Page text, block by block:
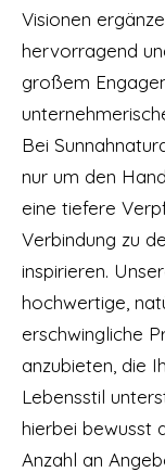
Visionen
hervorragend
großem
Bei
nur um den
eine tiefere
Verbindung zu
inspirieren.
hochwertige,
erschwingliche
anzubieten, die
Lebensstil
hierbei bewusst
Anzahl an